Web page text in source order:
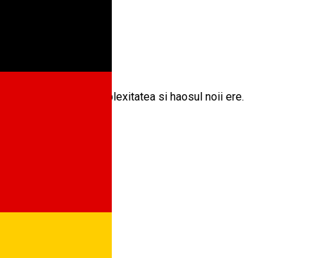
printre complexitatea si haosul noii ere.